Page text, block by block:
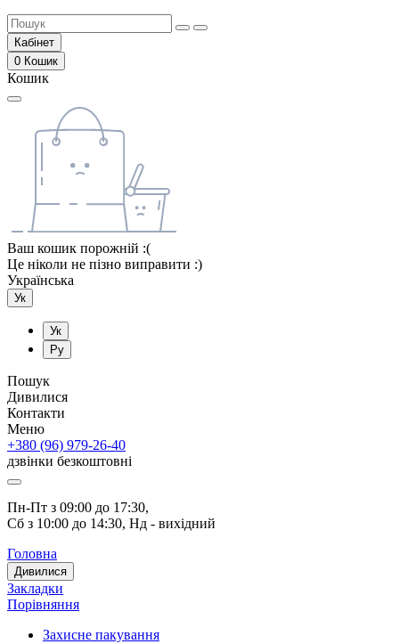
Кабінет
0 Кошик
Кошик
Ваш кошик порожній :(
Це ніколи не пізно виправити :)
Українська
Ук
Ук
Ру
Пошук
Дивилися
Контакти
Меню
+380 (96) 979-26-40
дзвінки безкоштовні
Пн-Пт з 09:00 до 17:30,
Сб з 10:00 до 14:30, Нд - вихідний
Головна
Дивилися
Закладки
Порівняння
Захисне пакування